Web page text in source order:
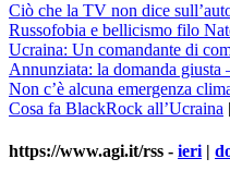
Ciò che la TV non dice
Russofobia e bellicismo filo
Ucraina: Un comandante di
Annunziata: la domanda giusta
Non c’è alcuna emergenza
Cosa fa BlackRock all’Ucraina
https://www.agi.it/rss - ieri |